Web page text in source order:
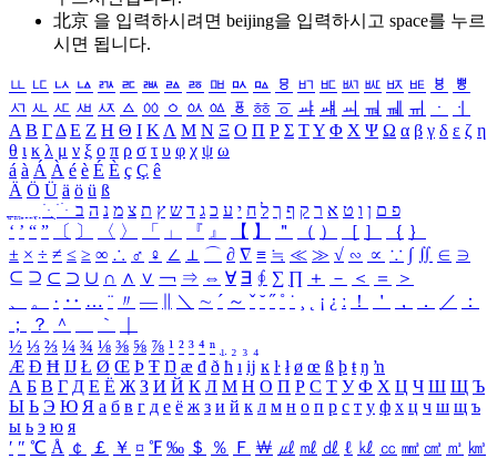
北京 을 입력하시려면 beijing을 입력하시고 space를 누르
시면 됩니다.
ㅥ ㅦ ㅧ ㅨ ㅩ ㅪ ㅫ ㅬ ㅭ ㅮ ㅯ ㅰ ㅱ ㅲ ㅳ ㅴ ㅵ ㅶ ㅷ ㅸ
ㅹ
ㅺ ㅻ ㅼ ㅽ ㅾ ㅿ ㆀ ㆁ ㆂ ㆃ ㆄ ㆅ ㆆ ㆇ ㆈ ㆉ ㆊ ㆋ ㆌ ㆍ
ㆎ
Α Β ΓΔ Ε Ζ Η Θ Ι ΚΛ Μ Ν Ξ Ο Π Ρ Σ ΤΥ Φ Χ Ψ Ω α β γ δ ε ζ η
θ ι κ λ μ ν ξ ο π ρ σ τ υ φ χ ψ ω
á à Á À é è É È ç Ç ê
Ä Ö Ü ä ö ü ß
ִֶֹ ֻּ ׁׂ פ ם ן ו ט א ר ק ף ך ל ח י ע כ ג ד ש ץ ת צ מ נ ה ב
‘ ’ “ ” 〔 〕 〈 〉 「 」 『 』 【 】 ＂ （ ） ［ ］ ｛ ｝
± × ÷ ≠ ≤ ≥ ∞ ∴ ♂ ♀ ∠ ⊥ ⌒ ∂ ∇ ≡ ≒ ≪ ≫ √ ∽ ∝ ∵ ∫ ∬ ∈ ∋
⊆ ⊇ ⊂ ⊃ ∪ ∩ ∧ ∨ ￢ ⇒ ⇔ ∀ ∃ ∮ ∑ ∏ ＋ － ＜ ＝
＞
、
。 · ‥ … ¨ 〃 ― ＼ ∼ ´ ～ ˇ ˘ ˝ ˚ ˙ ¸ ¡ ¿ ː ！ ＇ ， ． ／
：
；
？ ＾ ｀
½ ⅓ ⅔ ¼ ¾ ⅛ ⅜ ⅝ ⅞ ¹ ² ³ ⁴ ⁿ ₁ ₂ ₃ ₄
Æ Ð Ħ Ĳ Ł Ø Œ Þ Ŧ Ŋ æ đ ð ħ ı ĳ ĸ ŀ ł ø œ ß þ ŧ ŋ ŉ
А Б В Г Д Е Ё Ж З И Й К Л М Н О П Р С Т У Ф Х Ц Ч Ш Щ Ъ
Ы Ь Э Ю Я а б в г д е ё ж з и й к л м н о п р с т у ф х ц ч ш щ ъ
ы ь э ю я
′ ″ ℃ Å ￠ ￡ ￥ ¤ ℉ ‰ ＄ ％ Ｆ ￦ ㎕ ㎖ ㎗ ℓ ㎘ ㏄ ㎣ ㎤ ㎥ ㎦